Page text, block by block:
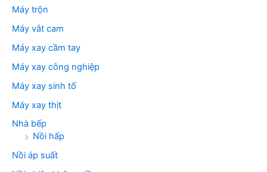
Máy trộn
Máy vắt cam
Máy xay cầm tay
Máy xay công nghiệp
Máy xay sinh tố
Máy xay thịt
Nhà bếp
Nồi hấp
Nồi áp suất